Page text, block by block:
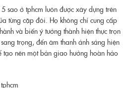
sao ở tphcm luôn được xây dựng trên
từng cặp đôi. Họ không chỉ cung cấp
và biến ý tưởng thành hiện thực trọn
trọng, đến âm thanh ánh sáng hiện
nên một bản giao hưởng hoàn hảo